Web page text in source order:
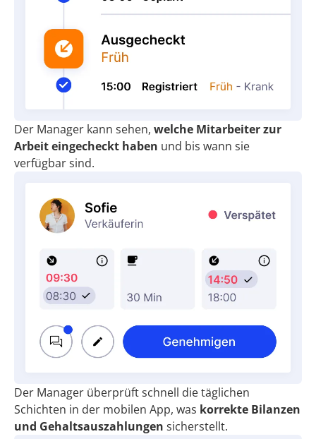
Der Manager kann sehen, welche Mitarbeiter zur
Arbeit eingecheckt haben und bis wann sie
verfügbar sind.
Der Manager überprüft schnell die täglichen
Schichten in der mobilen App, was korrekte Bilanzen
und Gehaltsauszahlungen sicherstellt.